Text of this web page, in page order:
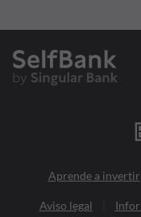
Aprende a invertir
Aviso legal